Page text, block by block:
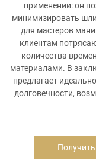
применении: он
минимизировать
для мастеров
клиентам
количества
материалами. В
предлагает
долговечности,